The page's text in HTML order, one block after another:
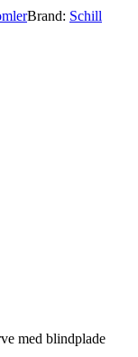
Brand: Schill
med blindplade